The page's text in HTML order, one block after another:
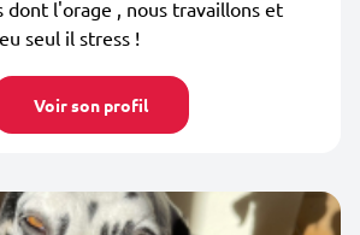
l'orage , nous travaillons et
seul il stress !
Voir son profil